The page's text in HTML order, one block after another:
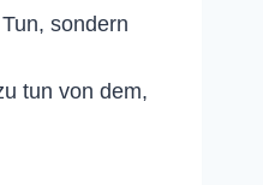
sondern
tun von dem,